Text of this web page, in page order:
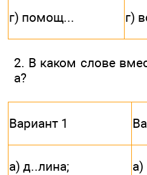
г) помощ... г)
2. В каком слове
а?
Вариант 1
а) д..лина; а)